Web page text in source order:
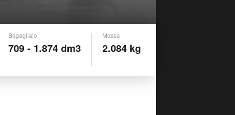
Bagagliaio
709 - 1.874 dm3
Massa
2.084 kg